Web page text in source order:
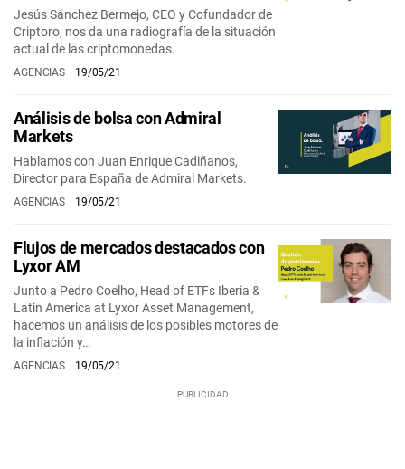
Jesús Sánchez Bermejo, CEO y Cofundador de
Criptoro, nos da una radiografía de la situación
actual de las criptomonedas.
AGENCIAS 19/05/21
Análisis de bolsa con Admiral
Markets
Hablamos con Juan Enrique Cadiñanos,
Director para España de Admiral Markets.
AGENCIAS 19/05/21
Flujos de mercados destacados con
Lyxor AM
Junto a Pedro Coelho, Head of ETFs Iberia &
Latin America at Lyxor Asset Management,
hacemos un análisis de los posibles motores de
la inflación y…
AGENCIAS 19/05/21